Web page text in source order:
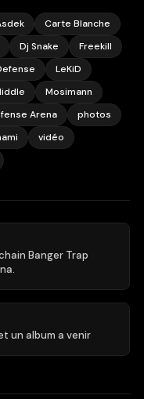
Carte Blanche
Dj Snake
Freekill
LeKiD
Mosimann
Arena
photos
vidéo
Banger Trap
un album a venir